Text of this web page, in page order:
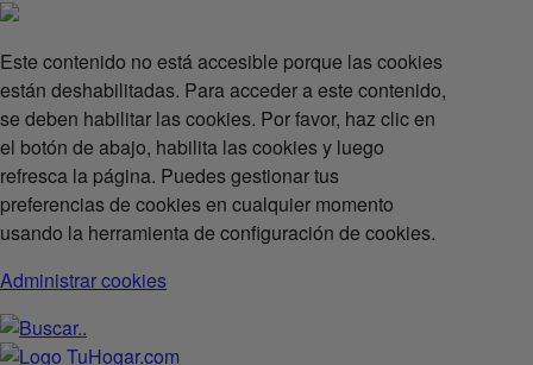
Este contenido no está accesible porque las cookies
están deshabilitadas. Para acceder a este contenido,
se deben habilitar las cookies. Por favor, haz clic en
el botón de abajo, habilita las cookies y luego
refresca la página. Puedes gestionar tus
preferencias de cookies en cualquier momento
usando la herramienta de configuración de cookies.
Administrar cookies